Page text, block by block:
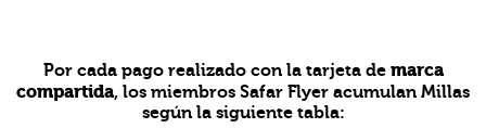
Por cada pago realizado con la tarjeta de marca
compartida, los miembros Safar Flyer acumulan Millas
según la siguiente tabla: